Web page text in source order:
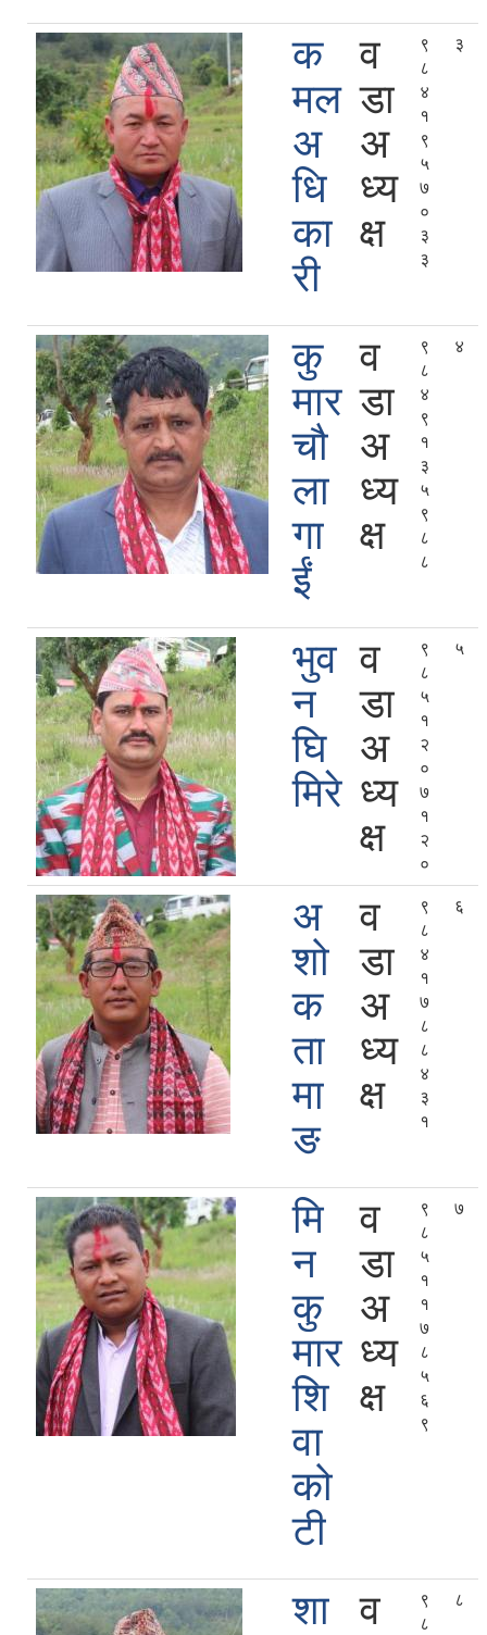
क
मल
अ
धि
का
री
व
डा
अ
ध्य
क्ष
९
८
४
१
९
५
७
०
३
३
३
कु
मार
चौ
ला
गा
ईं
व
डा
अ
ध्य
क्ष
९
८
४
९
१
३
५
९
८
८
४
भुव
न
घि
मिरे
व
डा
अ
ध्य
क्ष
९
८
५
१
२
०
७
१
२
०
५
अ
शो
क
ता
मा
ङ
व
डा
अ
ध्य
क्ष
९
८
४
१
७
८
८
४
३
१
६
मि
न
कु
मार
शि
वा
को
टी
व
डा
अ
ध्य
क्ष
९
८
५
१
१
७
८
५
६
९
७
शा
व
९
८
८